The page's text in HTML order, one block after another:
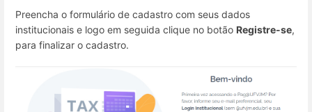
Preencha o formulário de cadastro com seus dados
institucionais e logo em seguida clique no botão Registre-se,
para finalizar o cadastro.